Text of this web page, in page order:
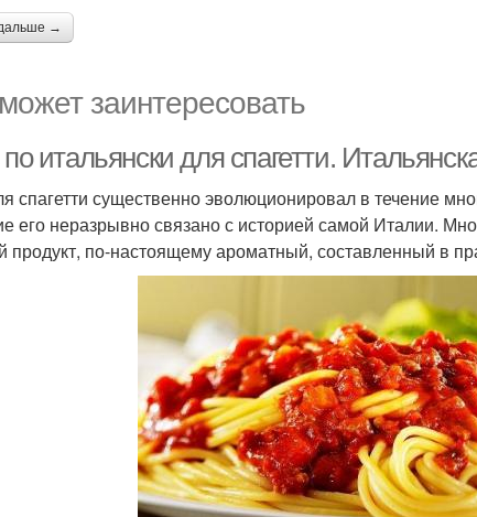
→
заинтересовать
итальянски для спагетти.
спагетти существенно эволюционировал в течение
его неразрывно связано с историей самой Италии.
продукт, по-настоящему ароматный, составленный в